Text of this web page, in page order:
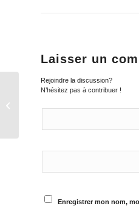
Laisser un
Rejoindre la discussion?
N’hésitez pas à contribuer !
Enregistrer mon nom,